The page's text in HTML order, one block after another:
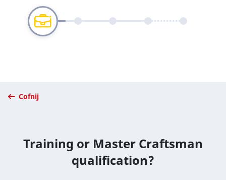
Cofnij
Training or Master Craftsman
qualification?